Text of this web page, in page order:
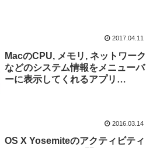
2017.04.11
MacのCPU, メモリ, ネットワーク
などのシステム情報をメニューバ
ーに表示してくれるアプリ
2016.03.14
OS X Yosemiteのアクティビティ